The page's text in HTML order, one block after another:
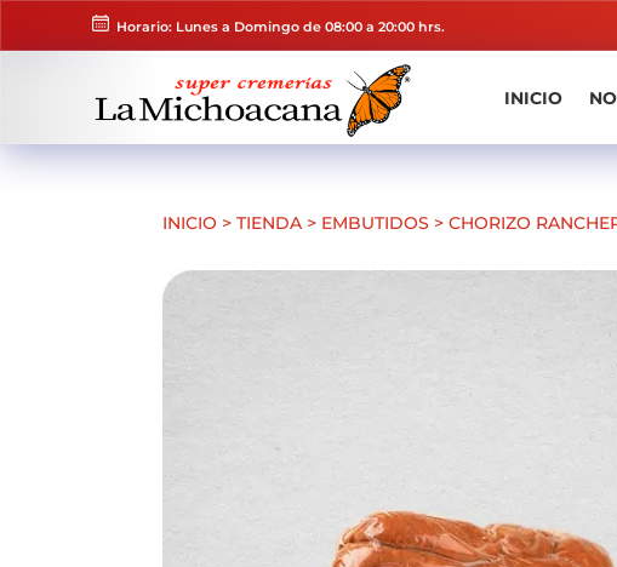
Horario: Lunes a Domingo de 08:00 a 20:00 hrs.
INICIO
INICIO >TIENDA > EMBUTIDOS >CHORIZO